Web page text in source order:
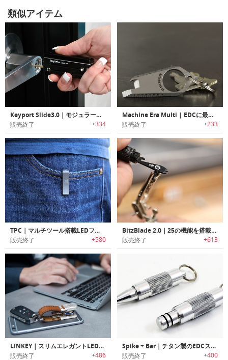
類似アイテム
Keyport Slide3.0｜モジュラー式マルチキーツール「キーポートスライド3.0」
販売終了 +334
Machine Era Multi | EDCに最適なポケットサイズチタン製マルチツール
販売終了 +233
TPC｜マルチツール搭載LEDフラッシュライト付きポケットクリップ「TPC」
販売終了 +580
BitzBlade 2.0｜25の機能を搭載したEDCマルチツール「ビッツブレード2.0」
販売終了 +613
LINKEY｜スリムエレガントLEDフラッシュライト搭載キーオーガナイザー「リンキー」
販売終了 +486
Spike + Bar｜チタン製のEDCスパイク/プライツール「スパイクプラスバー」
販売終了 +400